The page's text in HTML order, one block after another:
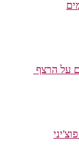
על הרצף